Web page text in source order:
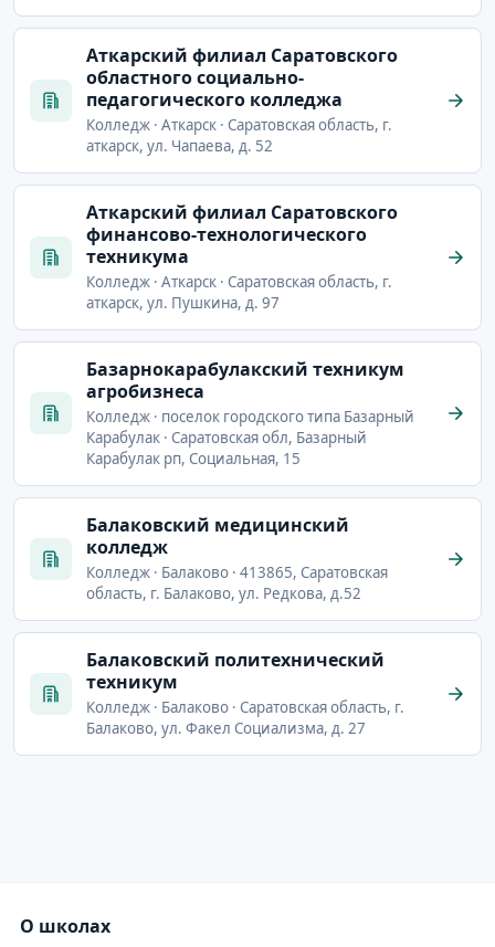
Аткарский филиал Саратовского
областного социально-
педагогического колледжа
Колледж · Аткарск · Саратовская область, г.
аткарск, ул. Чапаева, д. 52
Аткарский филиал Саратовского
финансово-технологического
техникума
Колледж · Аткарск · Саратовская область, г.
аткарск, ул. Пушкина, д. 97
Базарнокарабулакский техникум
агробизнеса
Колледж · поселок городского типа Базарный
Карабулак · Саратовская обл, Базарный
Карабулак рп, Социальная, 15
Балаковский медицинский
колледж
Колледж · Балаково · 413865, Саратовская
область, г. Балаково, ул. Редкова, д.52
Балаковский политехнический
техникум
Колледж · Балаково · Саратовская область, г.
Балаково, ул. Факел Социализма, д. 27
О школах